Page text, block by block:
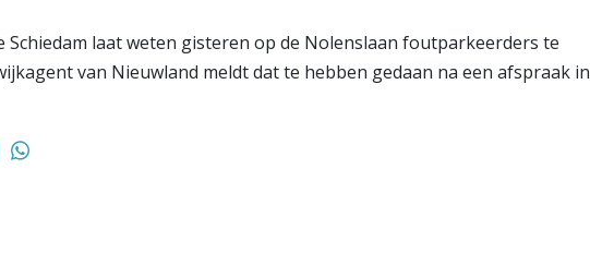
Schiedam laat weten gisteren op de Nolenslaan foutparkeerders te
van Nieuwland meldt dat te hebben gedaan na een afspraak in